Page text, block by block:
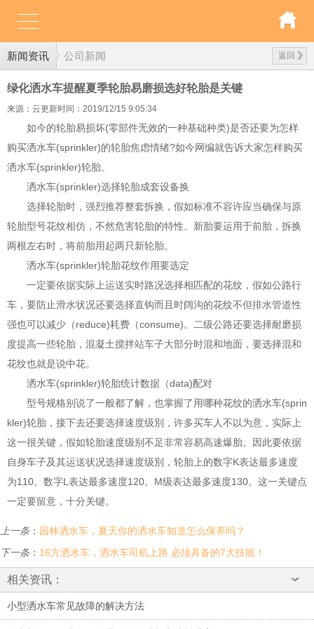
新闻资讯 返回
公司新闻
绿化洒水车提醒夏季轮胎易磨损选好轮胎是关键
来源：云更新时间：2019/12/15 9:05:34
如今的轮胎易损坏(零部件无效的一种基础种类)是否还要为怎样
购买洒水车(sprinkler)的轮胎焦虑情绪?如今网编就告诉大家怎样购买
洒水车(sprinkler)轮胎。
洒水车(sprinkler)选择轮胎成套设备换
选择轮胎时，强烈推荐整套拆换，假如标准不容许应当确保与原
轮胎型号花纹相仿，不然危害轮胎的特性。新胎要运用于前胎，拆换
两根左右时，将前胎用起两只新轮胎。
洒水车(sprinkler)轮胎花纹作用要选定
一定要依据实际上运送实时路况选择相匹配的花纹，假如公路行
车，要防止滑水状况还要选择直钩而且时阔沟的花纹不但排水管道性
强也可以减少（reduce)耗费（consume)。二级公路还要选择耐磨损
度提高一些轮胎，混凝土搅拌站车子大部分时混和地面，要选择混和
花纹也就是说中花。
洒水车(sprinkler)轮胎统计数据（data)配对
型号规格别说了一般都了解，也掌握了用哪种花纹的洒水车(sprin
kler)轮胎，接下去还要选择速度级別，许多买车人不以为意，实际上
这一很关键，假如轮胎速度级别不足非常容易高速爆胎。因此要依据
自身车子及其运送状况选择速度级別，轮胎上的数字K表达最多速度
为110。数字L表达最多速度120。M级表达最多速度130。这一关键点
一定要留意，十分关键。
上一条： 园林洒水车，夏天你的洒水车知道怎么保养吗？
下一条： 16方洒水车，洒水车司机上路 必须具备的7大技能！
相关资讯：
小型洒水车常见故障的解决方法